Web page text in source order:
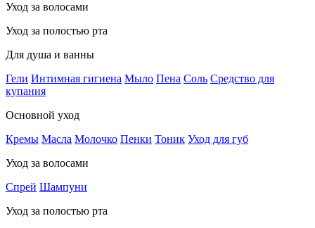
Уход за волосами
Уход за полостью рта
Для душа и ванны
Гели Интимная гигиена Мыло Пена Соль Средство для
купания
Основной уход
Кремы Масла Молочко Пенки Тоник Уход для губ
Уход за волосами
Спрей Шампуни
Уход за полостью рта